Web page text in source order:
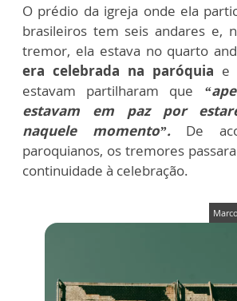
O prédio da igreja onde ela
brasileiros tem seis andares e,
tremor, ela estava no quarto
era celebrada na paróquia e
estavam partilharam que
estavam em paz por
naquele momento”.De
paroquianos, os tremores
continuidade à celebração.